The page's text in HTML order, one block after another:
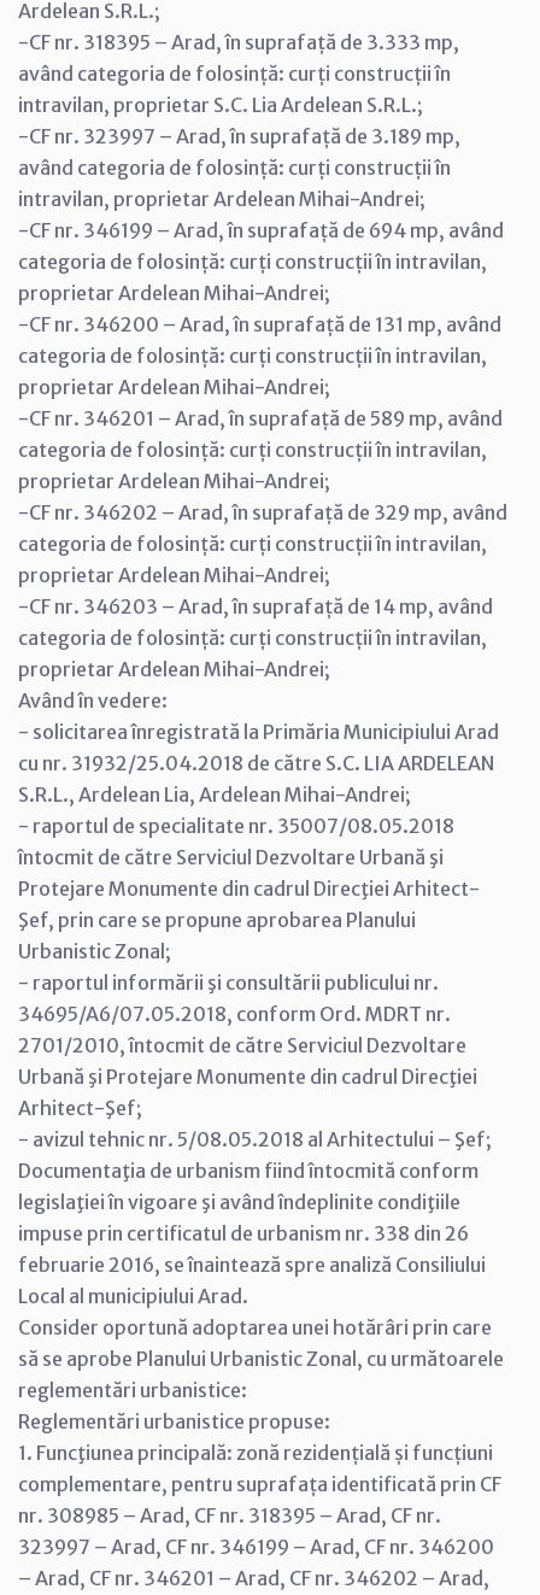
Ardelean S.R.L.;
-CF nr. 318395 – Arad, în suprafață de 3.333 mp,
având categoria de folosință: curți construcții în
intravilan, proprietar S.C. Lia Ardelean S.R.L.;
-CF nr. 323997 – Arad, în suprafață de 3.189 mp,
având categoria de folosință: curți construcții în
intravilan, proprietar Ardelean Mihai-Andrei;
-CF nr. 346199 – Arad, în suprafață de 694 mp, având
categoria de folosință: curți construcții în intravilan,
proprietar Ardelean Mihai-Andrei;
-CF nr. 346200 – Arad, în suprafață de 131 mp, având
categoria de folosință: curți construcții în intravilan,
proprietar Ardelean Mihai-Andrei;
-CF nr. 346201 – Arad, în suprafață de 589 mp, având
categoria de folosință: curți construcții în intravilan,
proprietar Ardelean Mihai-Andrei;
-CF nr. 346202 – Arad, în suprafață de 329 mp, având
categoria de folosință: curți construcții în intravilan,
proprietar Ardelean Mihai-Andrei;
-CF nr. 346203 – Arad, în suprafață de 14 mp, având
categoria de folosință: curți construcții în intravilan,
proprietar Ardelean Mihai-Andrei;
Având în vedere:
- solicitarea înregistrată la Primăria Municipiului Arad
cu nr. 31932/25.04.2018 de către S.C. LIA ARDELEAN
S.R.L., Ardelean Lia, Ardelean Mihai-Andrei;
- raportul de specialitate nr. 35007/08.05.2018
întocmit de către Serviciul Dezvoltare Urbană şi
Protejare Monumente din cadrul Direcţiei Arhitect-
Şef, prin care se propune aprobarea Planului
Urbanistic Zonal;
- raportul informării şi consultării publicului nr.
34695/A6/07.05.2018, conform Ord. MDRT nr.
2701/2010, întocmit de către Serviciul Dezvoltare
Urbană şi Protejare Monumente din cadrul Direcţiei
Arhitect-Şef;
- avizul tehnic nr. 5/08.05.2018 al Arhitectului – Şef;
Documentaţia de urbanism fiind întocmită conform
legislaţiei în vigoare şi având îndeplinite condiţiile
impuse prin certificatul de urbanism nr. 338 din 26
februarie 2016, se înaintează spre analiză Consiliului
Local al municipiului Arad.
Consider oportună adoptarea unei hotărâri prin care
să se aprobe Planului Urbanistic Zonal, cu următoarele
reglementări urbanistice:
Reglementări urbanistice propuse:
1. Funcţiunea principală: zonă rezidențială și funcțiuni
complementare, pentru suprafața identificată prin CF
nr. 308985 – Arad, CF nr. 318395 – Arad, CF nr.
323997 – Arad, CF nr. 346199 – Arad, CF nr. 346200
– Arad, CF nr. 346201 – Arad, CF nr. 346202 – Arad,